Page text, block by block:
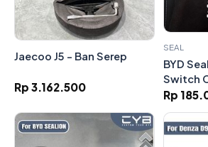
Jaecoo J5 - Ban Serep
Rp 3.162.500
SEAL
BYD
Switch
Rp